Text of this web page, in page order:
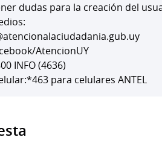
dudas para la creación del
AtencionUY
INFO (4636)
para celulares ANTEL